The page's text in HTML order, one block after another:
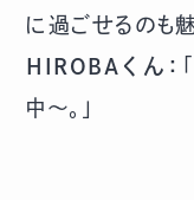
に過ごせるのも
HIROBAくん：
中〜。」